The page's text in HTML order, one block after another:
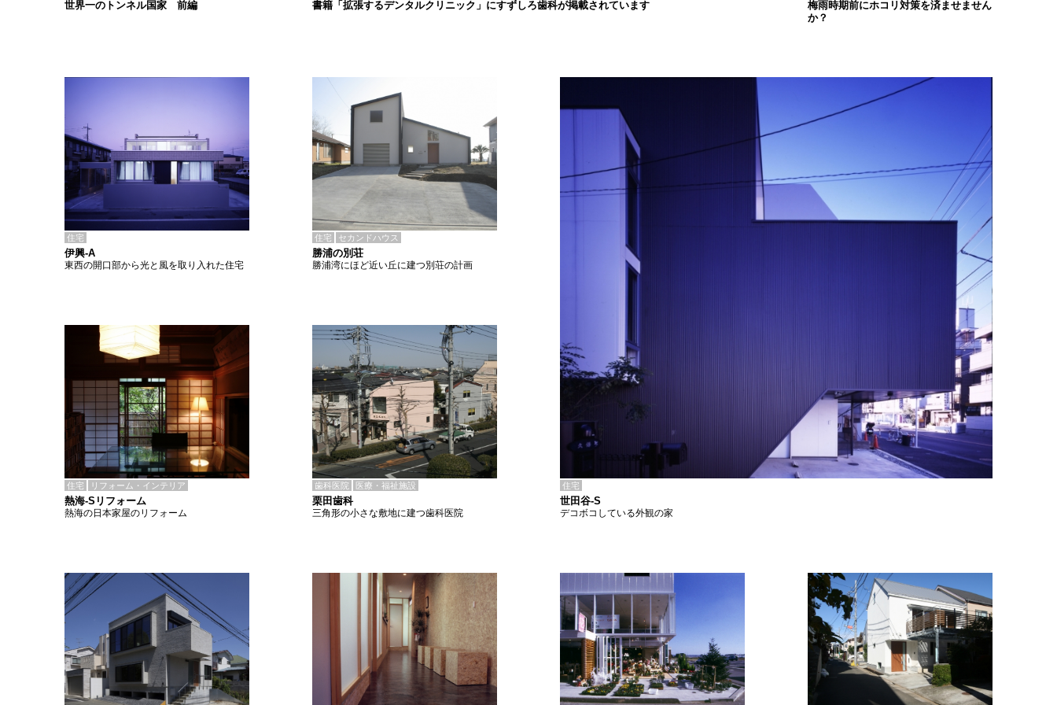
書籍「拡張するデンタルクリニック」にすずしろ歯科が掲載されています
世界一のトンネル国家 前編
梅雨時期前にホコリ対策を済ませません
か？
住宅
伊興-A
東西の開口部から光と風を取り入れた住宅
住宅 セカンドハウス
勝浦の別荘
勝浦湾にほど近い丘に建つ別荘の計画
住宅 リフォーム・インテリア
熱海-Sリフォーム
熱海の日本家屋のリフォーム
歯科医院 医療・福祉施設
栗田歯科
三角形の小さな敷地に建つ歯科医院
住宅
世田谷-S
デコボコしている外観の家